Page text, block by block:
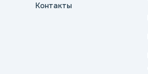
Контакты